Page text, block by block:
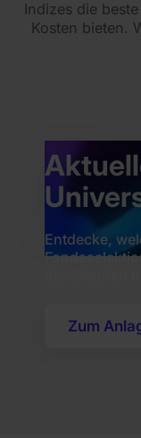
Indizes die
Kosten bieten.
Entdecke,
Zum